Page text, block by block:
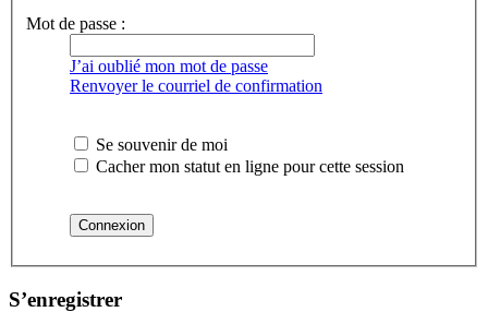
Mot de passe :
J’ai oublié mon mot de passe
Renvoyer le courriel de confirmation
Se souvenir de moi
Cacher mon statut en ligne pour cette session
S’enregistrer